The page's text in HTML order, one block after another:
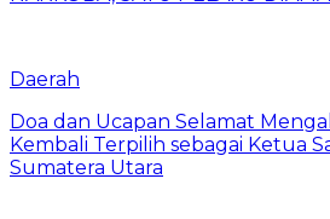
Daerah
Doa dan Ucapan Selamat
Kembali Terpilih sebagai Ketua
Sumatera Utara